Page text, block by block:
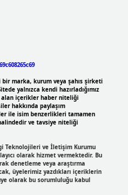
marka, kurum veya şahıs şirketi
yalnızca kendi hazırladığımız
alan içerikler haber niteliği
hakkında paylaşım
ile isim benzerlikleri tamamen
ve tavsiye niteliği
Teknolojileri ve İletişim Kurumu
olarak hizmet vermektedir. Bu
denetleme veya araştırma
üyelerimiz yazdıkları içeriklerin
olarak bu sorumluluğu kabul